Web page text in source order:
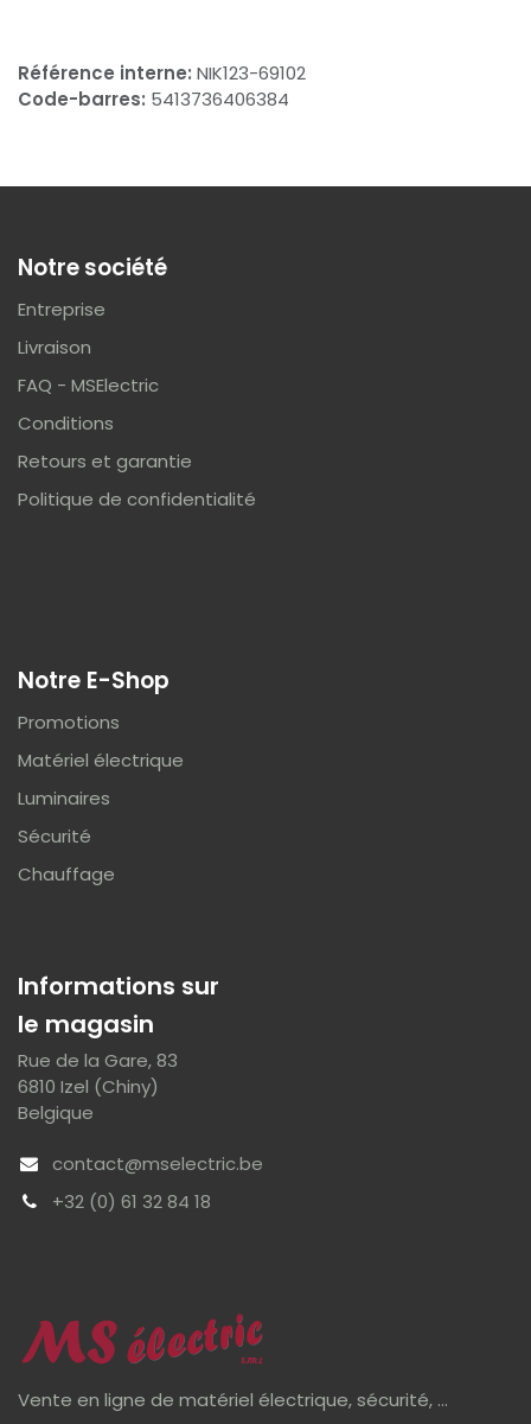
Référence interne: NIK123-69102
Code-barres: 5413736406384
Informations sur
le magasin
Rue de la Gare, 83
6810 Izel (Chiny)
Belgique
contact@mselectric.be
+32 (0) 61 32 84 18
Notre société
Entreprise
Livraison
FAQ - MSElectric
Conditions
Retours et garantie
Politique de confidentialité
Vente en ligne de matériel électrique, sécurité, ...
Notre E-Shop
Promotions
Matériel électrique
Luminaires
Sécurité
Chauffage